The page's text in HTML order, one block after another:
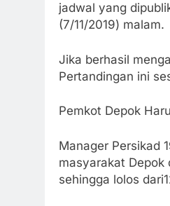
jadwal yang
(7/11/2019) malam.
Jika berhasil
Pertandingan ini
Pemkot Depok
Manager Persikad
masyarakat Depok
sehingga lolos